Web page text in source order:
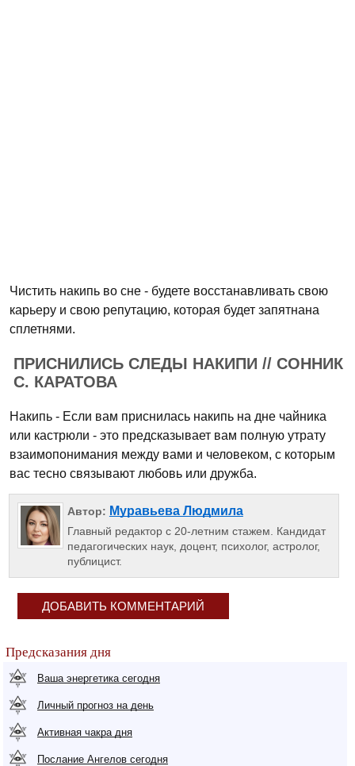
Чистить накипь во сне - будете восстанавливать свою
карьеру и свою репутацию, которая будет запятнана
сплетнями.
ПРИСНИЛИСЬ СЛЕДЫ НАКИПИ // СОННИК
С. КАРАТОВА
Накипь - Если вам приснилась накипь на дне чайника
или кастрюли - это предсказывает вам полную утрату
взаимопонимания между вами и человеком, с которым
вас тесно связывают любовь или дружба.
Автор: Муравьева Людмила
Главный редактор с 20-летним стажем. Кандидат
педагогических наук, доцент, психолог, астролог,
публицист.
ДОБАВИТЬ КОММЕНТАРИЙ
Предсказания дня
Ваша энергетика сегодня
Личный прогноз на день
Активная чакра дня
Послание Ангелов сегодня